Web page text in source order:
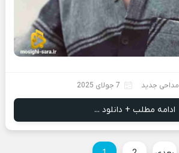
مداحی جدید 7 جولای 2025
ادامه مطلب + دانلود ...